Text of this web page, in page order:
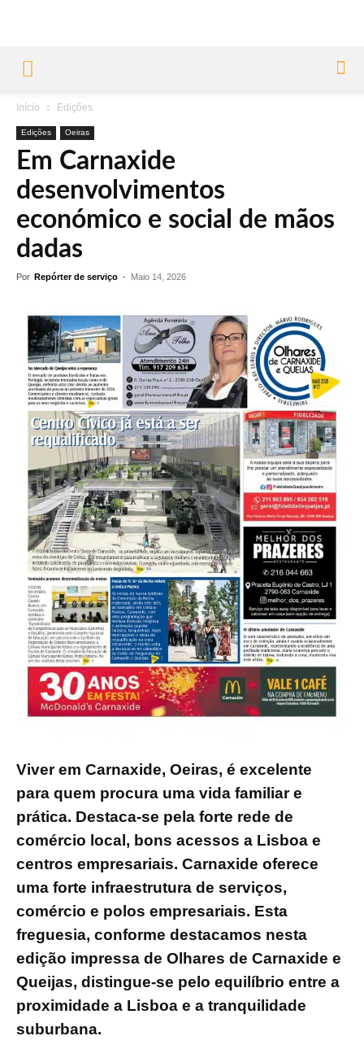
Início Edições
Edições Oeiras
Em Carnaxide
desenvolvimentos
económico e social de mãos
dadas
Por Repórter de serviço - Maio 14, 2026
Viver em Carnaxide, Oeiras, é excelente
para quem procura uma vida familiar e
prática. Destaca-se pela forte rede de
comércio local, bons acessos a Lisboa e
centros empresariais. Carnaxide oferece
uma forte infraestrutura de serviços,
comércio e polos empresariais. Esta
freguesia, conforme destacamos nesta
edição impressa de Olhares de Carnaxide e
Queijas, distingue-se pelo equilíbrio entre a
proximidade a Lisboa e a tranquilidade
suburbana.